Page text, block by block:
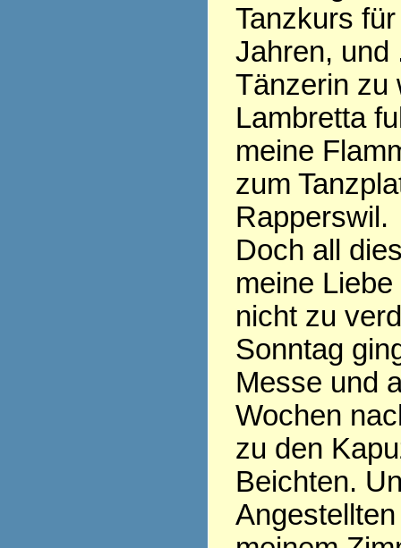
Tanzkurs
Jahren, und
Tänzerin zu
Lambretta
meine
zum
Rapperswil.
Doch all
meine
nicht zu
Sonntag
Messe und
Wochen
zu den
Beichten.